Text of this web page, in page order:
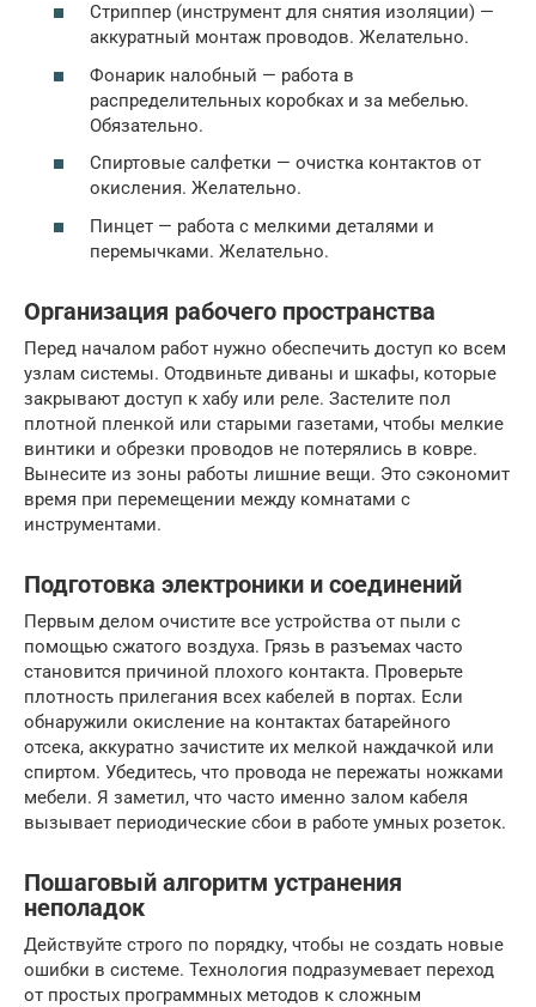
Стриппер (инструмент для снятия изоляции) —
аккуратный монтаж проводов. Желательно.
Фонарик налобный — работа в
распределительных коробках и за мебелью.
Обязательно.
Спиртовые салфетки — очистка контактов от
окисления. Желательно.
Пинцет — работа с мелкими деталями и
перемычками. Желательно.
Организация рабочего пространства
Перед началом работ нужно обеспечить доступ ко всем
узлам системы. Отодвиньте диваны и шкафы, которые
закрывают доступ к хабу или реле. Застелите пол
плотной пленкой или старыми газетами, чтобы мелкие
винтики и обрезки проводов не потерялись в ковре.
Вынесите из зоны работы лишние вещи. Это сэкономит
время при перемещении между комнатами с
инструментами.
Подготовка электроники и соединений
Первым делом очистите все устройства от пыли с
помощью сжатого воздуха. Грязь в разъемах часто
становится причиной плохого контакта. Проверьте
плотность прилегания всех кабелей в портах. Если
обнаружили окисление на контактах батарейного
отсека, аккуратно зачистите их мелкой наждачкой или
спиртом. Убедитесь, что провода не пережаты ножками
мебели. Я заметил, что часто именно залом кабеля
вызывает периодические сбои в работе умных розеток.
Пошаговый алгоритм устранения
неполадок
Действуйте строго по порядку, чтобы не создать новые
ошибки в системе. Технология подразумевает переход
от простых программных методов к сложным